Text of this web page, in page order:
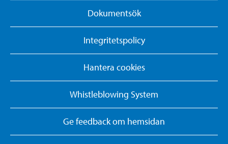
Dokumentsök
Integritetspolicy
Hantera cookies
Whistleblowing System
Ge feedback om hemsidan